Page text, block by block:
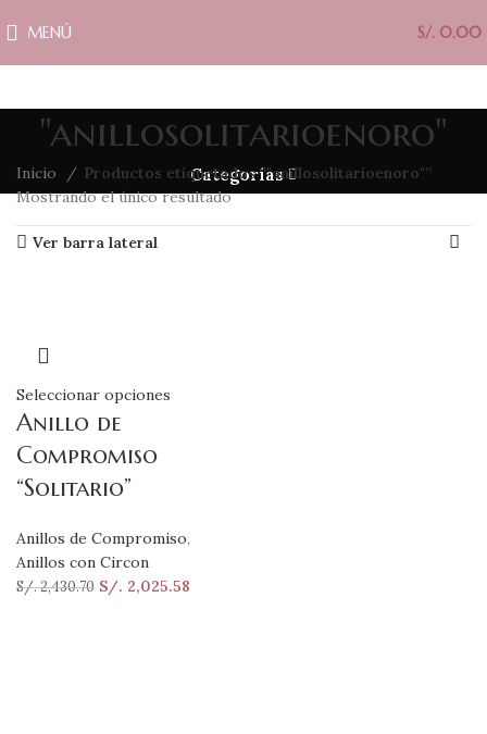
MENÚ S/. 0.00
"anillosolitarioenoro"
Categorías
Inicio
Productos etiquetados “"anillosolitarioenoro"”
Mostrando el único resultado
Ver barra lateral
Seleccionar opciones
Anillo de
Compromiso
“Solitario”
Anillos de Compromiso,
Anillos con Circon
S/.2,430.70 S/. 2,025.58